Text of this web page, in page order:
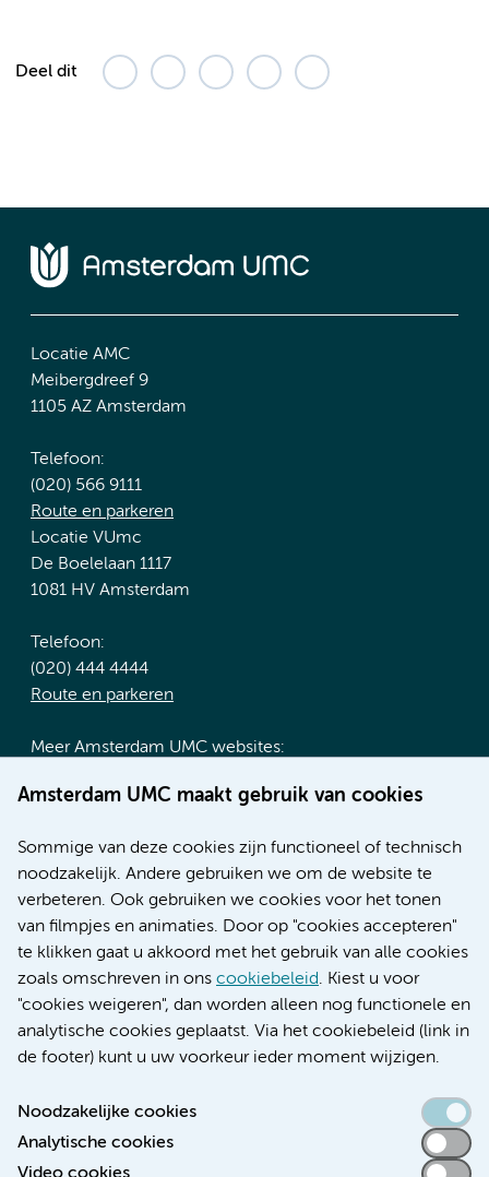
Deel dit
Amsterdam UMC maakt gebruik van cookies
Sommige van deze cookies zijn functioneel of technisch
noodzakelijk. Andere gebruiken we om de website te
verbeteren. Ook gebruiken we cookies voor het tonen
van filmpjes en animaties. Door op "cookies accepteren"
te klikken gaat u akkoord met het gebruik van alle cookies
zoals omschreven in ons cookiebeleid. Kiest u voor
"cookies weigeren", dan worden alleen nog functionele en
analytische cookies geplaatst. Via het cookiebeleid (link in
de footer) kunt u uw voorkeur ieder moment wijzigen.
Noodzakelijke cookies
Analytische cookies
Locatie AMC
Meibergdreef 9
1105 AZ Amsterdam
Telefoon:
(020) 566 9111
Route en parkeren
Locatie VUmc
De Boelelaan 1117
1081 HV Amsterdam
Telefoon:
(020) 444 4444
Route en parkeren
Meer Amsterdam UMC websites:
Werken bij Amsterdam UMC
Nieuws
Research
Educatie locatie AMC
Educatie locatie VUmc
Verwijzen & diagnostiek
Toegankelijkheidsverklaring